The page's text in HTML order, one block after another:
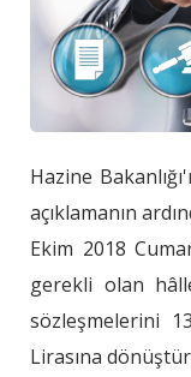
Hazine
açıklamanın
Ekim 2018
gerekli olan
sözleşmelerini
Lirasına